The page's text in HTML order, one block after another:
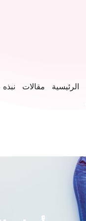
الرئيسية مقالات نبذه